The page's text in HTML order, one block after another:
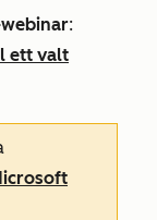
:
ett valt